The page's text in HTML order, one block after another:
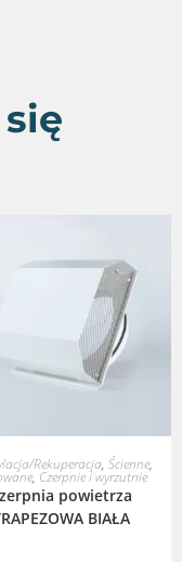
WYBIERZ OPCJE
Rekuperacja, Ścienne,
, Czerpnie i wyrzutnie
powietrza
BIAŁA